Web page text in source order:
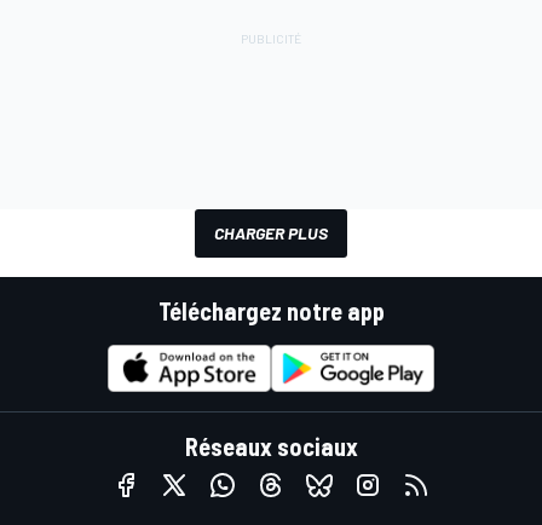
CHARGER PLUS
Téléchargez notre app
Réseaux sociaux